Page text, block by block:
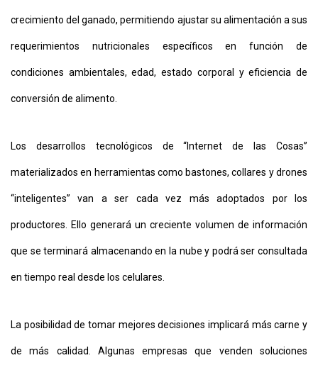
crecimiento del ganado, permitiendo ajustar su alimentación a sus
requerimientos nutricionales específicos en función de
condiciones ambientales, edad, estado corporal y eficiencia de
conversión de alimento.
Los desarrollos tecnológicos de “Internet de las Cosas”
materializados en herramientas como bastones, collares y drones
“inteligentes” van a ser cada vez más adoptados por los
productores. Ello generará un creciente volumen de información
que se terminará almacenando en la nube y podrá ser consultada
en tiempo real desde los celulares.
La posibilidad de tomar mejores decisiones implicará más carne y
de más calidad. Algunas empresas que venden soluciones